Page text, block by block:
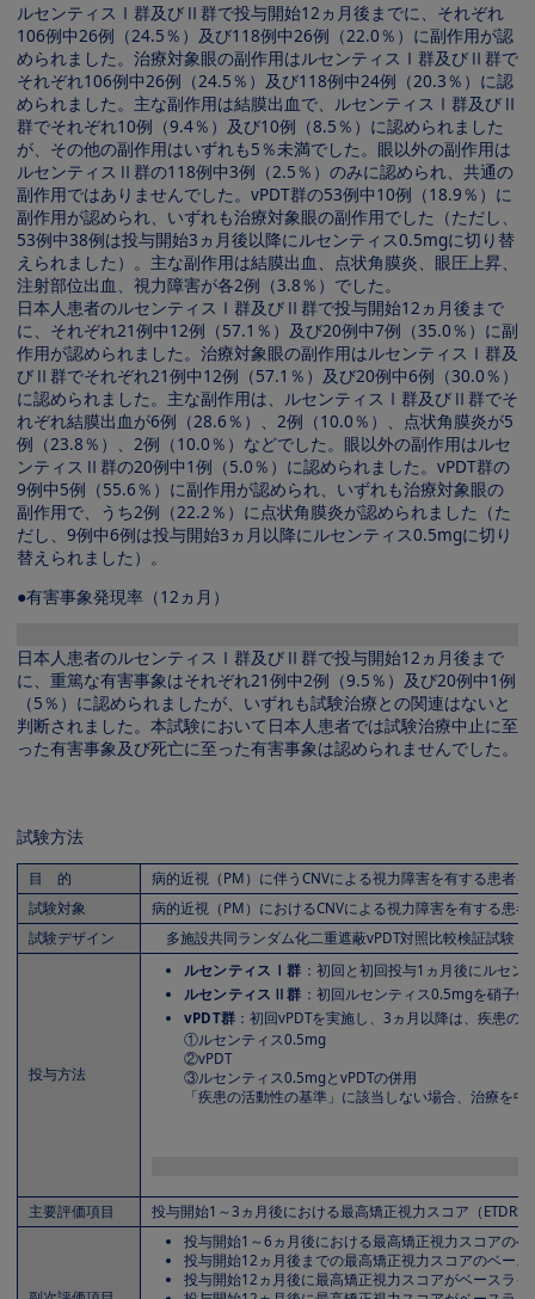
ルセンティスⅠ群及びⅡ群で投与開始12ヵ月後までに、それぞれ
106例中26例（24.5％）及び118例中26例（22.0％）に副作用が認
められました。治療対象眼の副作用はルセンティスⅠ群及びⅡ群で
それぞれ106例中26例（24.5％）及び118例中24例（20.3％）に認
められました。主な副作用は結膜出血で、ルセンティスⅠ群及びⅡ
群でそれぞれ10例（9.4％）及び10例（8.5％）に認められました
が、その他の副作用はいずれも5％未満でした。眼以外の副作用は
ルセンティスⅡ群の118例中3例（2.5％）のみに認められ、共通の
副作用ではありませんでした。vPDT群の53例中10例（18.9％）に
副作用が認められ、いずれも治療対象眼の副作用でした（ただし、
53例中38例は投与開始3ヵ月後以降にルセンティス0.5mgに切り替
えられました）。主な副作用は結膜出血、点状角膜炎、眼圧上昇、
注射部位出血、視力障害が各2例（3.8％）でした。
日本人患者のルセンティスⅠ群及びⅡ群で投与開始12ヵ月後まで
に、それぞれ21例中12例（57.1％）及び20例中7例（35.0％）に副
作用が認められました。治療対象眼の副作用はルセンティスⅠ群及
びⅡ群でそれぞれ21例中12例（57.1％）及び20例中6例（30.0％）
に認められました。主な副作用は、ルセンティスⅠ群及びⅡ群でそ
れぞれ結膜出血が6例（28.6％）、2例（10.0％）、点状角膜炎が5
例（23.8％）、2例（10.0％）などでした。眼以外の副作用はルセ
ンティスⅡ群の20例中1例（5.0％）に認められました。vPDT群の
9例中5例（55.6％）に副作用が認められ、いずれも治療対象眼の
副作用で、うち2例（22.2％）に点状角膜炎が認められました（た
だし、9例中6例は投与開始3ヵ月以降にルセンティス0.5mgに切り
替えられました）。
●有害事象発現率（12ヵ月）
日本人患者のルセンティスⅠ群及びⅡ群で投与開始12ヵ月後まで
に、重篤な有害事象はそれぞれ21例中2例（9.5％）及び20例中1例
（5％）に認められましたが、いずれも試験治療との関連はないと
判断されました。本試験において日本人患者では試験治療中止に至
った有害事象及び死亡に至った有害事象は認められませんでした。
試験方法
目 的
病的近視（PM）に伴うCNVによる視力障害を有する患者
試験対象
病的近視（PM）におけるCNVによる視力障害を有する患
試験デザイン
多施設共同ランダム化二重遮蔽vPDT対照比較検証試験
投与方法
ルセンティスⅠ群 ：初回と初回投与1ヵ月後にルセ
ルセンティスⅡ群 ：初回ルセンティス0.5mgを硝子
vPDT群 ：初回vPDTを実施し、3ヵ月以降は、疾患
①ルセンティス0.5mg
②vPDT
③ルセンティス0.5mgとvPDTの併用
「疾患の活動性の基準」に該当しない場合、治療を
主要評価項目 投与開始1～3ヵ月後における最高矯正視力スコア（
投与開始1～6ヵ月後における最高矯正視力スコアの
投与開始12ヵ月後までの最高矯正視力スコアのベー
投与開始12ヵ月後に最高矯正視力スコアがベースラ